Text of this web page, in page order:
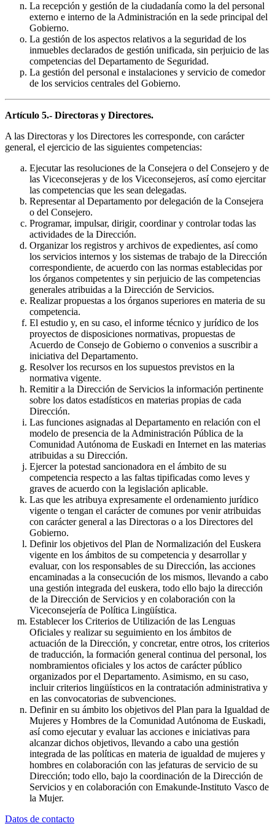
La recepción y gestión de la ciudadanía como la del personal
externo e interno de la Administración en la sede principal del
Gobierno.
La gestión de los aspectos relativos a la seguridad de los
inmuebles declarados de gestión unificada, sin perjuicio de las
competencias del Departamento de Seguridad.
La gestión del personal e instalaciones y servicio de comedor
de los servicios centrales del Gobierno.
Artículo 5.- Directoras y Directores.
A las Directoras y los Directores les corresponde, con carácter
general, el ejercicio de las siguientes competencias:
Ejecutar las resoluciones de la Consejera o del Consejero y de
las Viceconsejeras y de los Viceconsejeros, así como ejercitar
las competencias que les sean delegadas.
Representar al Departamento por delegación de la Consejera
o del Consejero.
Programar, impulsar, dirigir, coordinar y controlar todas las
actividades de la Dirección.
Organizar los registros y archivos de expedientes, así como
los servicios internos y los sistemas de trabajo de la Dirección
correspondiente, de acuerdo con las normas establecidas por
los órganos competentes y sin perjuicio de las competencias
generales atribuidas a la Dirección de Servicios.
Realizar propuestas a los órganos superiores en materia de su
competencia.
El estudio y, en su caso, el informe técnico y jurídico de los
proyectos de disposiciones normativas, propuestas de
Acuerdo de Consejo de Gobierno o convenios a suscribir a
iniciativa del Departamento.
Resolver los recursos en los supuestos previstos en la
normativa vigente.
Remitir a la Dirección de Servicios la información pertinente
sobre los datos estadísticos en materias propias de cada
Dirección.
Las funciones asignadas al Departamento en relación con el
modelo de presencia de la Administración Pública de la
Comunidad Autónoma de Euskadi en Internet en las materias
atribuidas a su Dirección.
Ejercer la potestad sancionadora en el ámbito de su
competencia respecto a las faltas tipificadas como leves y
graves de acuerdo con la legislación aplicable.
Las que les atribuya expresamente el ordenamiento jurídico
vigente o tengan el carácter de comunes por venir atribuidas
con carácter general a las Directoras o a los Directores del
Gobierno.
Definir los objetivos del Plan de Normalización del Euskera
vigente en los ámbitos de su competencia y desarrollar y
evaluar, con los responsables de su Dirección, las acciones
encaminadas a la consecución de los mismos, llevando a cabo
una gestión integrada del euskera, todo ello bajo la dirección
de la Dirección de Servicios y en colaboración con la
Viceconsejería de Política Lingüística.
Establecer los Criterios de Utilización de las Lenguas
Oficiales y realizar su seguimiento en los ámbitos de
actuación de la Dirección, y concretar, entre otros, los criterios
de traducción, la formación general continua del personal, los
nombramientos oficiales y los actos de carácter público
organizados por el Departamento. Asimismo, en su caso,
incluir criterios lingüísticos en la contratación administrativa y
en las convocatorias de subvenciones.
Definir en su ámbito los objetivos del Plan para la Igualdad de
Mujeres y Hombres de la Comunidad Autónoma de Euskadi,
así como ejecutar y evaluar las acciones e iniciativas para
alcanzar dichos objetivos, llevando a cabo una gestión
integrada de las políticas en materia de igualdad de mujeres y
hombres en colaboración con las jefaturas de servicio de su
Dirección; todo ello, bajo la coordinación de la Dirección de
Servicios y en colaboración con Emakunde-Instituto Vasco de
la Mujer.
Datos de contacto